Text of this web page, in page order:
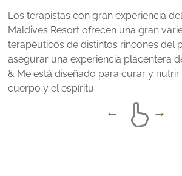
Los terapistas con gran experiencia
Maldives Resort ofrecen una gran
terapéuticos de distintos rincones del
asegurar una experiencia placentera
& Me está diseñado para curar y nutrir
cuerpo y el espíritu.